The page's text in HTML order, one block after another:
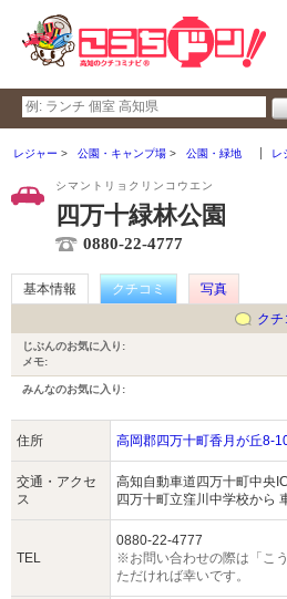
レジャー 公園・キャンプ場 公園・緑地 レ
シマントリョクリンコウエン
四万十緑林公園
0880-22-4777
基本情報 クチコミ
写真
クチ
じぶんのお気に入り:
メモ:
みんなのお気に入り:
住所 高岡郡四万十町香月が丘8-
交通・アクセ
ス
高知自動車道四万十町中央
四万十町立窪川中学校から
TEL
0880-22-4777
※お問い合わせの際は「こ
ただければ幸いです。